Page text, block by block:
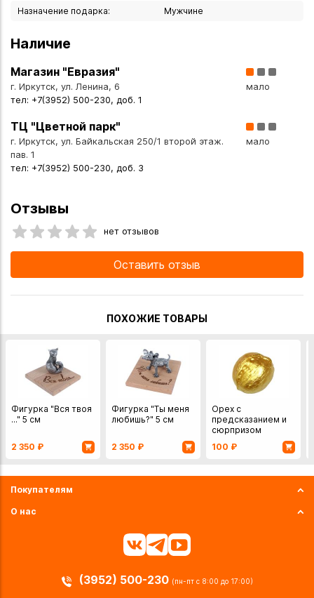
Назначение подарка: Мужчине
Наличие
Магазин "Евразия"
г. Иркутск, ул. Ленина, 6
тел: +7(3952) 500-230, доб. 1
мало
ТЦ "Цветной парк"
г. Иркутск, ул. Байкальская 250/1 второй этаж.
пав. 1
тел: +7(3952) 500-230, доб. 3
мало
Отзывы
нет отзывов
Оставить отзыв
ПОХОЖИЕ ТОВАРЫ
Фигурка "Вся твоя
..." 5 см
2 350 ₽
Фигурка "Ты меня
любишь?" 5 см
2 350 ₽
Орех с
предсказанием и
сюрпризом
100 ₽
Покупателям
О нас
(3952) 500-230 (пн-пт с 8:00 до 17:00)